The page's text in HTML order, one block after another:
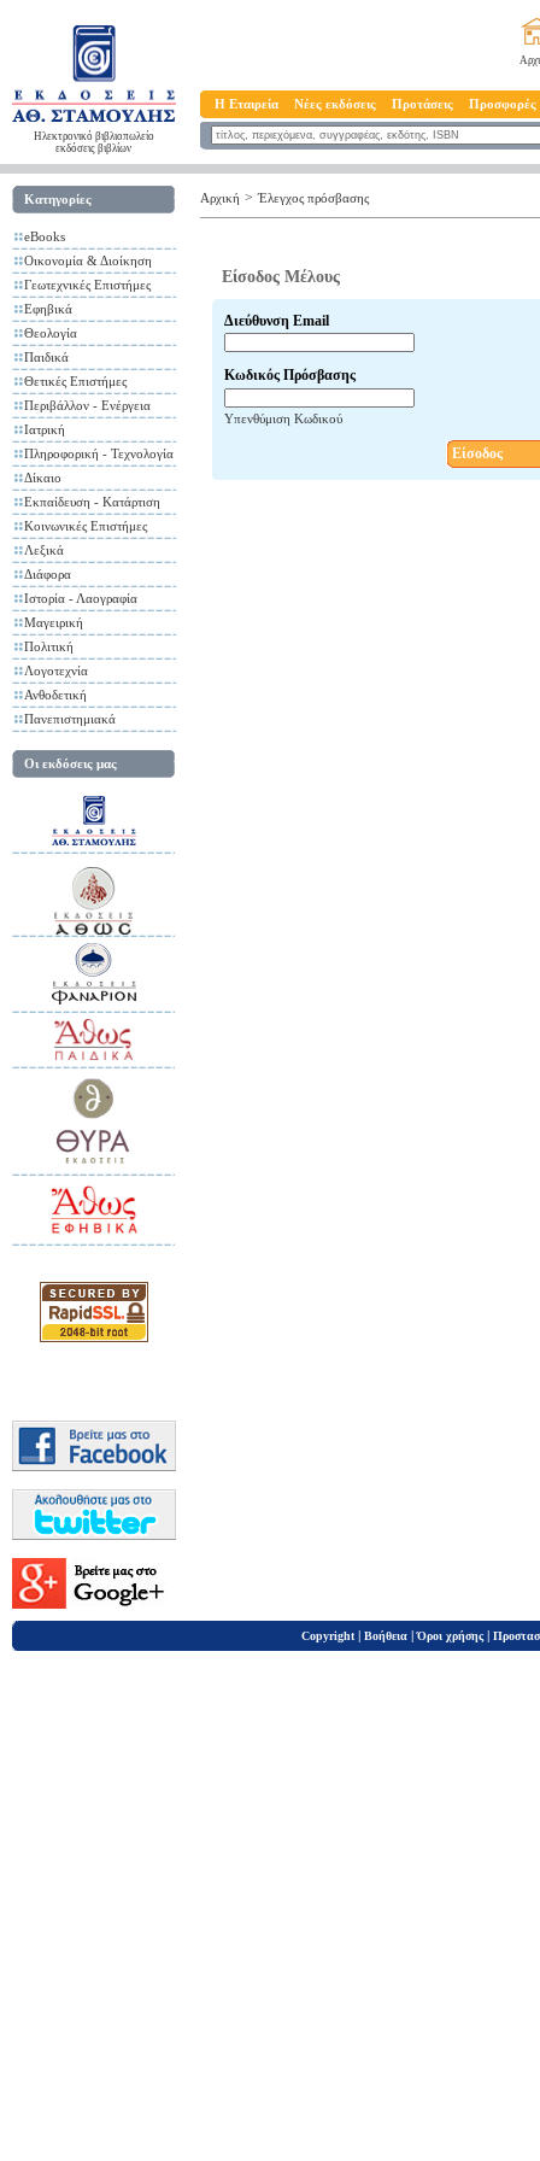
Ηλεκτρονικό βιβλιοπωλείο
εκδόσεις βιβλίων
Η Εταιρεία Νέες εκδόσεις Προτάσεις Προσφορές
Κατηγορίες
eBooks
Οικονομία & Διοίκηση
Γεωτεχνικές Επιστήμες
Εφηβικά
Θεολογία
Παιδικά
Θετικές Επιστήμες
Περιβάλλον - Ενέργεια
Ιατρική
Πληροφορική - Τεχνολογία
Δίκαιο
Εκπαίδευση - Κατάρτιση
Κοινωνικές Επιστήμες
Λεξικά
Διάφορα
Ιστορία - Λαογραφία
Μαγειρική
Πολιτική
Λογοτεχνία
Ανθοδετική
Πανεπιστημιακά
Οι εκδόσεις μας
Αρχική > Έλεγχος πρόσβασης
Είσοδος Μέλους
Διεύθυνση Email
Κωδικός Πρόσβασης
Υπενθύμιση Κωδικού
Είσοδος
Copyright | Βοήθεια |Όροι χρήσης |